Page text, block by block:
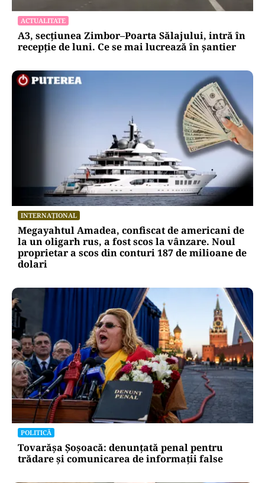
ACTUALITATE
A3, secțiunea Zimbor–Poarta Sălajului, intră în
recepție de luni. Ce se mai lucrează în șantier
INTERNAȚIONAL
Megayahtul Amadea, confiscat de americani de
la un oligarh rus, a fost scos la vânzare. Noul
proprietar a scos din conturi 187 de milioane de
dolari
POLITICĂ
Tovarășa Șoșoacă: denunțată penal pentru
trădare și comunicarea de informații false